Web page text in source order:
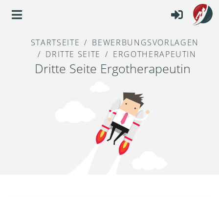
STARTSEITE
BEWERBUNGSVORLAGEN
DRITTE SEITE
ERGOTHERAPEUTIN
Dritte Seite Ergotherapeutin